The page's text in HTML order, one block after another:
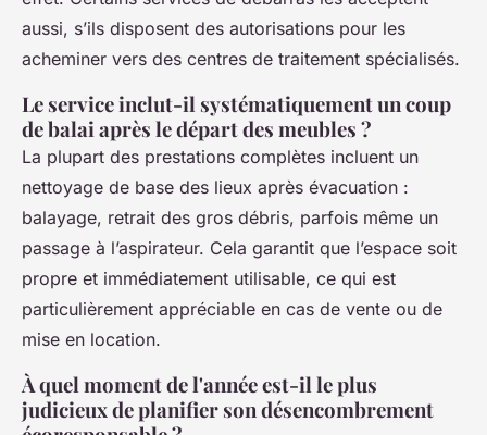
aussi, s’ils disposent des autorisations pour les
acheminer vers des centres de traitement spécialisés.
Le service inclut-il systématiquement un coup
de balai après le départ des meubles ?
La plupart des prestations complètes incluent un
nettoyage de base des lieux après évacuation :
balayage, retrait des gros débris, parfois même un
passage à l’aspirateur. Cela garantit que l’espace soit
propre et immédiatement utilisable, ce qui est
particulièrement appréciable en cas de vente ou de
mise en location.
À quel moment de l'année est-il le plus
judicieux de planifier son désencombrement